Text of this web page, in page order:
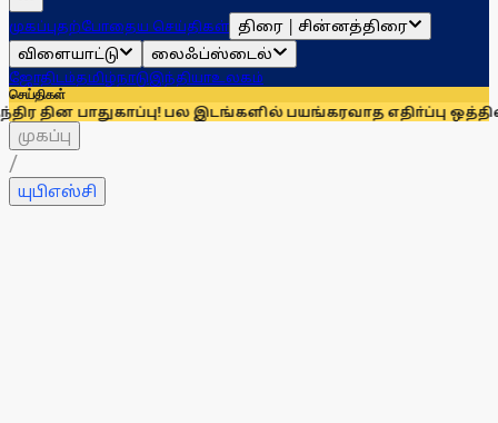
முகப்புதற்போதைய செய்திகள் திரை | சின்னத்திரை
விளையாட்டு
லைஃப்ஸ்டைல்
ஜோதிடம்தமிழ்நாடுஇந்தியாஉலகம்
செய்திகள்
பல இடங்களில் பயங்கரவாத எதிா்ப்பு ஒத்திகையில்
முகப்பு
/
யுபிஎஸ்சி